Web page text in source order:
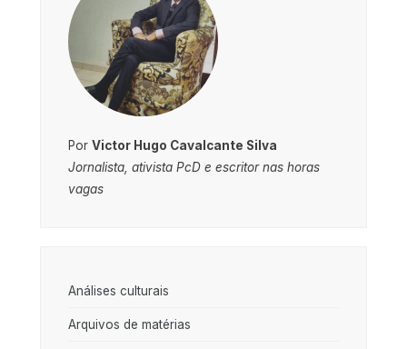
Por Victor Hugo Cavalcante Silva
Jornalista, ativista PcD e escritor nas horas
vagas
Análises culturais
Arquivos de matérias